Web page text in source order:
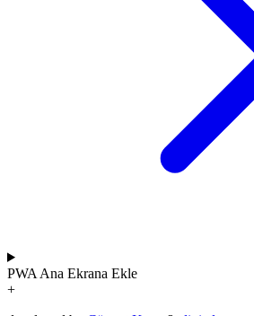
PWA Ana Ekrana Ekle
+